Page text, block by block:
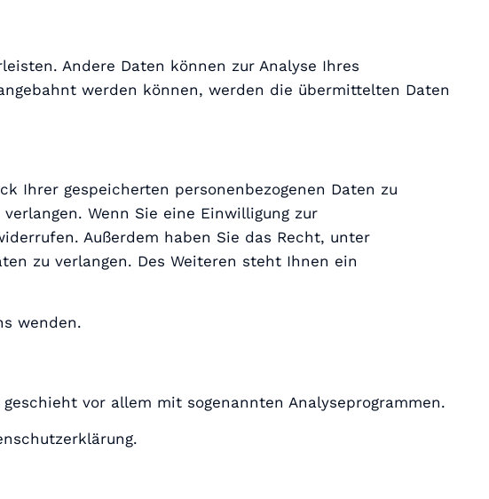
Andere Daten können zur Analyse Ihres
werden können, werden die übermittelten Daten
Ihrer gespeicherten personenbezogenen Daten zu
Wenn Sie eine Einwilligung zur
Außerdem haben Sie das Recht, unter
zu verlangen. Des Weiteren steht Ihnen ein
wenden.
vor allem mit sogenannten Analyseprogrammen.